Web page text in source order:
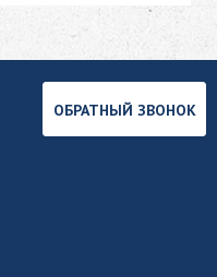
ОБРАТНЫЙ ЗВОНОК